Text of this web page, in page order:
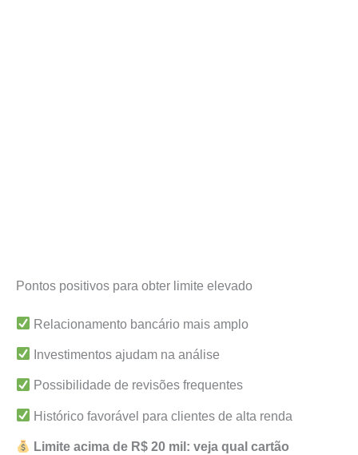
Pontos positivos para obter limite elevado
Relacionamento bancário mais amplo
Investimentos ajudam na análise
Possibilidade de revisões frequentes
Histórico favorável para clientes de alta renda
Limite acima de R$ 20 mil: veja qual cartão